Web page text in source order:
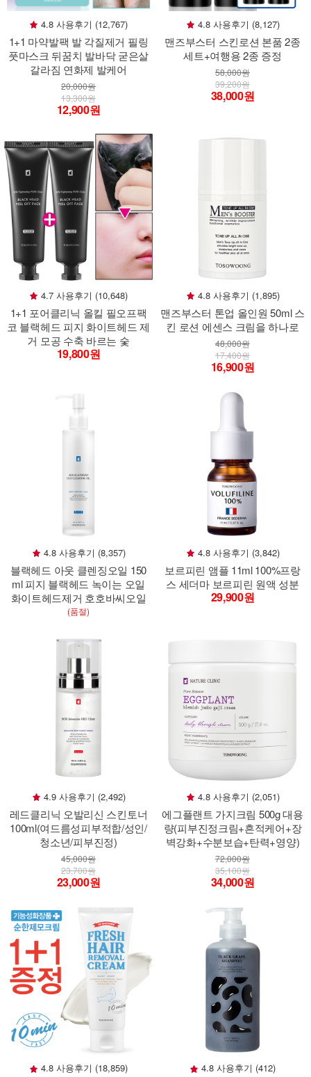
4.8 사용후기 (12,767)
1+1 마약발팩 발 각질제거 필링
풋마스크 뒤꿈치 발바닥 굳은살
갈라짐 연화제 발케어
20,000원
13,300원
12,900원
4.8 사용후기 (8,127)
맨즈부스터 스킨로션 본품 2종
세트+여행용 2종 증정
58,000원
39,200원
38,000원
4.7 사용후기 (10,648)
1+1 포어클리닉 올킬 필오프팩
코 블랙헤드 피지 화이트헤드 제
거 모공 수축 바르는 숯
19,800원
4.8 사용후기 (1,895)
맨즈부스터 톤업 올인원 50ml 스
킨 로션 에센스 크림을 하나로
48,000원
17,400원
16,900원
4.8 사용후기 (8,357)
블랙헤드 아웃 클렌징오일 150
ml 피지 블랙헤드 녹이는 오일
화이트헤드제거 호호바씨오일
(품절)
4.8 사용후기 (3,842)
보르피린 앰플 11ml 100%프랑
스 세더마 보르피린 원액 성분
29,900원
4.9 사용후기 (2,492)
레드클리닉 오발리신 스킨토너
100ml(여드름성피부적합/성인/
청소년/피부진정)
45,000원
23,700원
23,000원
4.8 사용후기 (2,051)
에그플랜트 가지크림 500g 대용
량(피부진정크림+흔적케어+장
벽강화+수분보습+탄력+영양)
72,000원
35,100원
34,000원
4.8 사용후기 (18,859) 4.8 사용후기 (412)